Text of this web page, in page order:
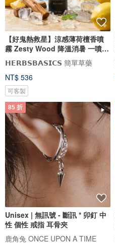
【好鬼熱救星】涼感薄荷檀香噴
霧 Zesty Wood 降溫消暑 一噴即
爽
𝗛𝗘𝗥𝗕𝗦𝗕𝗔𝗦𝗜𝗖𝗦 簡單草藥
NT$ 536
可客製
85 折
Unisex | 無訊號 - 斷訊 * 卯釘 中
性 個性 戒指 耳骨夾
鹿角兔 ONCE UPON A TIME